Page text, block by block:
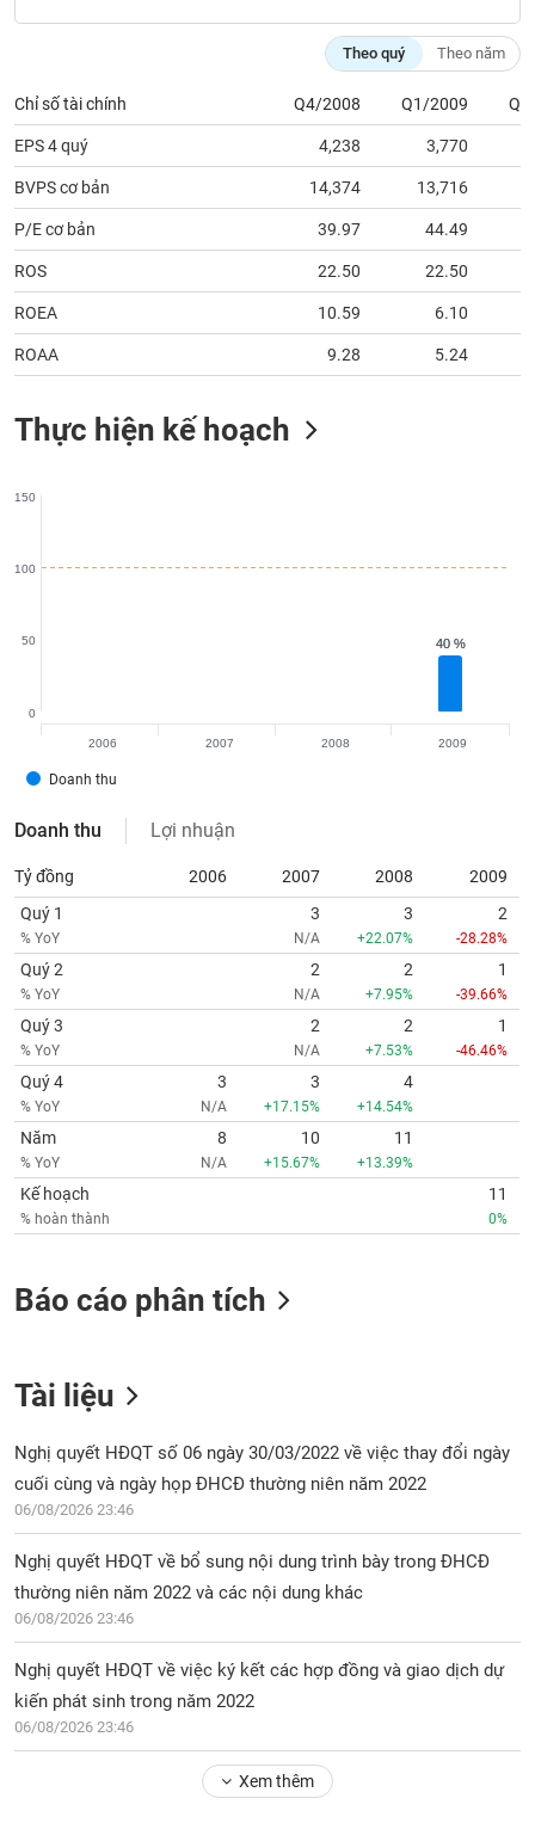
Theo quý Theo năm
Chỉ số tài chính Q4/2008 Q1/2009
EPS 4 quý 4,238 3,770
BVPS cơ bản 14,374 13,716
P/E cơ bản 39.97 44.49
ROS 22.50 22.50
ROEA 10.59 6.10
ROAA 9.28 5.24
Thực hiện kế hoạch
40 %
40 %
Doanh thu
0
50
100
150
2006 2007 2008 2009
Doanh thu Lợi nhuận
Tỷ đồng 2006 2007 2008
2009
Quý 1
% YoY
3
N/A
3
+22.07%
2
-28.28%
Quý 2
% YoY
2
N/A
2
+7.95%
1
-39.66%
Quý 3
% YoY
2
N/A
2
+7.53%
1
-46.46%
Quý 4
% YoY
3
N/A
3
+17.15%
4
+14.54%
Năm
% YoY
8
N/A
10
+15.67%
11
+13.39%
Kế hoạch
% hoàn thành
11
0%
Báo cáo phân tích
Tài liệu
Nghị quyết HĐQT số 06 ngày 30/03/2022 về việc thay đổi ngày
cuối cùng và ngày họp ĐHCĐ thường niên năm 2022
06/08/2026 23:46
Nghị quyết HĐQT về bổ sung nội dung trình bày trong ĐHCĐ
thường niên năm 2022 và các nội dung khác
06/08/2026 23:46
Nghị quyết HĐQT về việc ký kết các hợp đồng và giao dịch dự
kiến phát sinh trong năm 2022
06/08/2026 23:46
Xem thêm
liệu
tài
chính